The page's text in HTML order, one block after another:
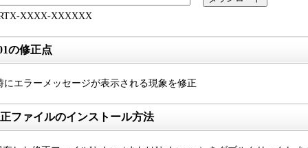
XXXX-XXXXXX
の修正点
にエラーメッセージが表示される現象を修正
ファイルのインストール方法